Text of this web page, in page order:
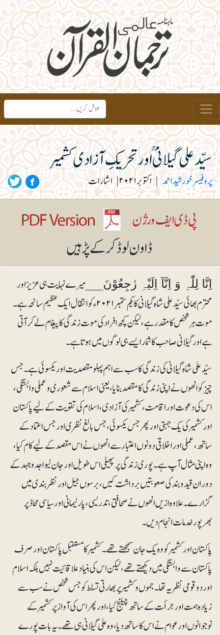
سیّد علی گیلانیؒ اور تحریکِ آزادی کشمیر
پروفیسر خورشید احمد | اکتوبر ۲۰۲۱ | اشارات
اِنَّا لِلّٰہِ وَ اِنَّآ اِلَیْہِ رٰجِعُوْنَ___ میرے نہایت ہی عزیز اور
محترم بھائی سیّد علی شاہ گیلانی کا یکم ستمبر ۲۰۲۱ء کو انتقال ایک عظیم سانحہ ہے۔
موت ہرشخص کا مقدر ہے، لیکن کچھ افراد کی موت زندگی کا پیغام لے کر آتی
ہے اور گیلانی صاحب کا شمار ایسے ہی لوگوں میں ہوتا ہے۔
سیّد علی شاہ گیلانی کی زندگی کا سب سے اہم پہلو مقصدیت اور یکسوئی ہے۔ جس
چیز کو انھوں نے اپنی زندگی کا مقصد بنایا، یعنی اسلام سے شعوری و عملی وابستگی،
اس کی دعوت اور اقامت، کشمیر کی آزادی، اسلام کی تقویت کے لیے پاکستان
اور کشمیر کی یک جہتی اور پھر جس یکسوئی،جس بالغ نظری اور جس اعتماد کے
ساتھ، عملی اور اخلاقی دونوں اعتبار سے انھوں نے اس مقصد کے لیے کام کیا،
وہ اپنی مثال آپ ہے۔ پوری زندگی پر پھیلی اس طویل اور جان لیوا جدوجہد کے
دوران قیدوبند کی صعوبتیں برداشت کیں، برسوں جیل اور نظربندی میں
گزارے۔ علاوہ ازیں انھوں نے صحافتی، تدریسی، پارلیمانی اور سیاسی محاذ پر
بھرپور خدمات انجام دیں۔
پاکستان اور کشمیر کو وہ یک جان سمجھتے تھے۔ کشمیر کا مستقبل پاکستان اور صرف
پاکستان سے وابستگی میں دیکھتے تھے، لیکن اس کی بنیاد علاقائیت نہیں بلکہ اسلام
اور دو قومی نظریہ تھا۔ جموں و کشمیر پر بھارتی تسلط کو جس شخص نے سب سے
زیادہ ہمت اور جرأت کے ساتھ چیلنج کیا، اور پھر اس کی آواز پر کشمیر کے
نوجوانوں اور عوام نے اس کا ساتھ دیا، وہ علی گیلانی ہی تھے۔ یہ بات پورے